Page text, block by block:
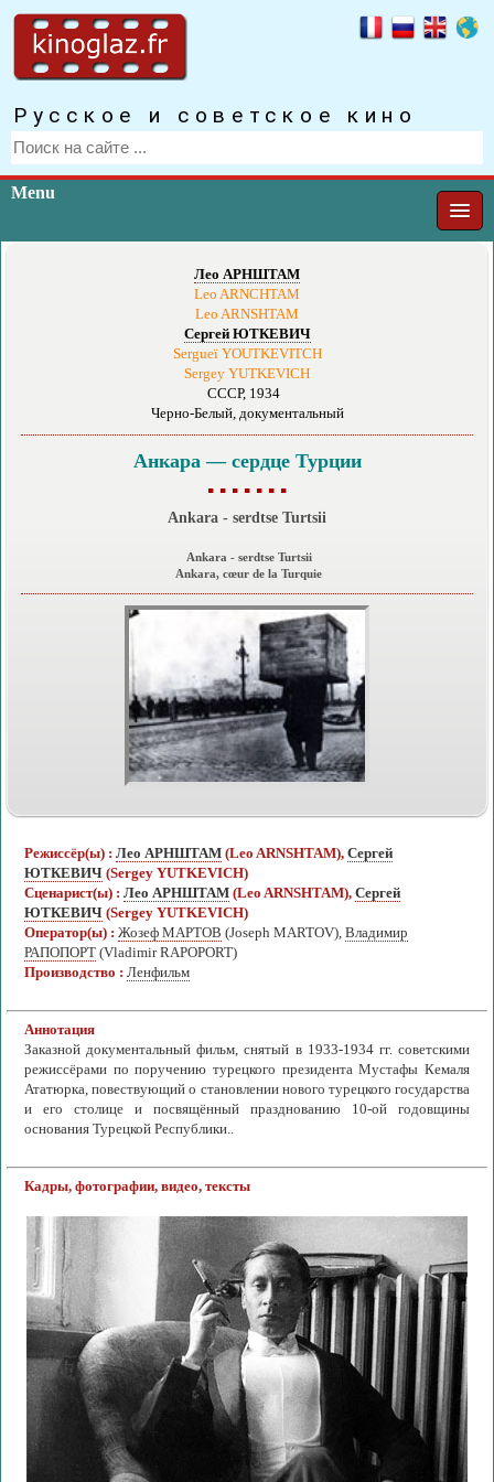
Русское и советское кино
Menu
Лео АРНШТАМ
Leo ARNCHTAM
Leo ARNSHTAM
Сергей ЮТКЕВИЧ
Sergueï YOUTKEVITCH
Sergey YUTKEVICH
СССР, 1934
Черно-Белый, документальный
Анкара — сердце Турции
▪ ▪ ▪ ▪ ▪ ▪ ▪
Ankara - serdtse Turtsii
Ankara - serdtse Turtsii
Ankara, cœur de la Turquie
Режиссёр(ы) : Лео АРНШТАМ (Leo ARNSHTAM), Сергей
ЮТКЕВИЧ (Sergey YUTKEVICH)
Сценарист(ы) : Лео АРНШТАМ (Leo ARNSHTAM), Сергей
ЮТКЕВИЧ (Sergey YUTKEVICH)
Оператор(ы) : Жозеф МАРТОВ (Joseph MARTOV), Владимир
РАПОПОРТ (Vladimir RAPOPORT)
Производство : Ленфильм
Аннотация
Заказной документальный фильм, снятый в 1933-1934 гг. советскими
режиссёрами по поручению турецкого президента Мустафы Кемаля
Ататюрка, повествующий о становлении нового турецкого государства
и его столице и посвящённый празднованию 10-ой годовщины
основания Турецкой Республики..
Кадры, фотографии, видео, тексты